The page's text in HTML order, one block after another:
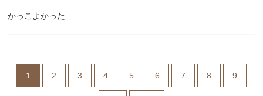
かっこよかった
1 2 3 4 5 6 7 8 9